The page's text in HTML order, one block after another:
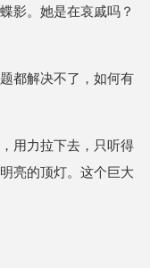
影。她是在哀戚吗？
都解决不了，如何有
用力拉下去，只听得
亮的顶灯。这个巨大